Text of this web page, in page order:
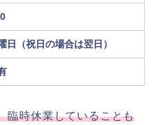
日（祝日の場合は翌日）
臨時休業していることも